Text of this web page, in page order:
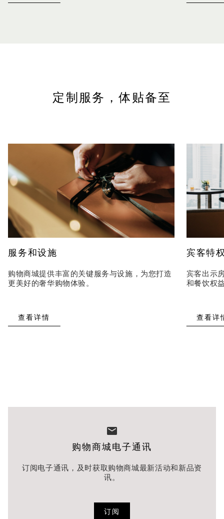
定制服务，体贴备至
服务和设施
购物商城提供丰富的关键服务与设施，为您打造
更美好的奢华购物体验。
查看详情
宾客特
宾客出示
和餐饮权
查看详
购物商城电子通讯
订阅电子通讯，及时获取购物商城最新活动和新品资
讯。
订阅